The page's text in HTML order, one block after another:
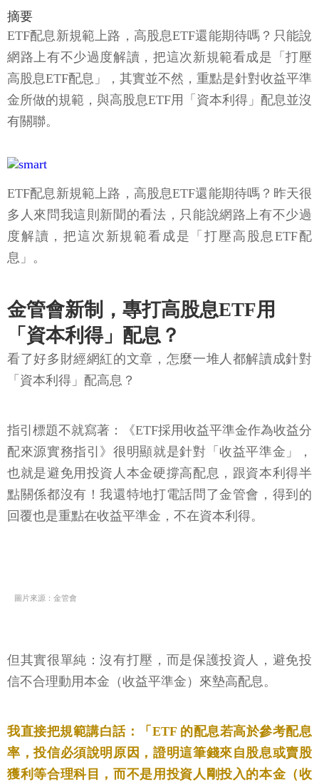
摘要
ETF配息新規範上路，高股息ETF還能期待嗎？只能說
網路上有不少過度解讀，把這次新規範看成是「打壓
高股息ETF配息」，其實並不然，重點是針對收益平準
金所做的規範，與高股息ETF用「資本利得」配息並沒
有關聯。
ETF配息新規範上路，高股息ETF還能期待嗎？昨天很
多人來問我這則新聞的看法，只能說網路上有不少過
度解讀，把這次新規範看成是「打壓高股息ETF配
息」。
金管會新制，專打高股息ETF用
「資本利得」配息？
看了好多財經網紅的文章，怎麼一堆人都解讀成針對
「資本利得」配高息？
指引標題不就寫著：《ETF採用收益平準金作為收益分
配來源實務指引》很明顯就是針對「收益平準金」，
也就是避免用投資人本金硬撐高配息，跟資本利得半
點關係都沒有！我還特地打電話問了金管會，得到的
回覆也是重點在收益平準金，不在資本利得。
圖片來源：金管會
但其實很單純：沒有打壓，而是保護投資人，避免投
信不合理動用本金（收益平準金）來墊高配息。
我直接把規範講白話：「ETF 的配息若高於參考配息
率，投信必須說明原因，證明這筆錢來自股息或賣股
獲利等合理科目，而不是用投資人剛投入的本金（收